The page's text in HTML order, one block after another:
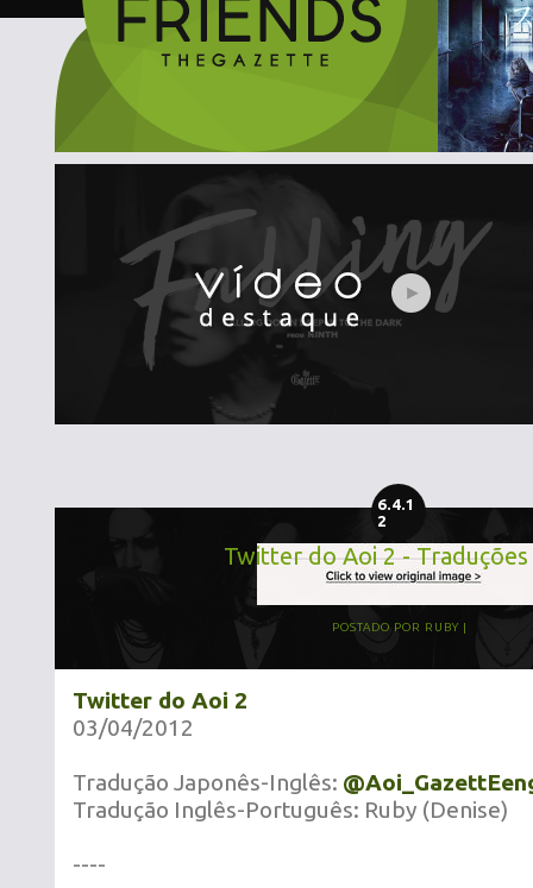
6.4.1
2
Twitter do Aoi 2 - Traduções
POSTADO POR RUBY
Twitter do Aoi 2
03/04/2012
Tradução Japonês-Inglês:
Tradução Inglês-Português: Ruby (Denise)
----